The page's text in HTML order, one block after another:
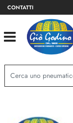
CONTATTI
Open